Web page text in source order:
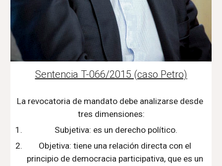
Sentencia T-066/2015 (caso Petro)
La revocatoria de mandato debe analizarse desde
tres dimensiones:
Subjetiva: es un derecho político.
Objetiva: tiene una relación directa con el
principio de democracia participativa, que es un